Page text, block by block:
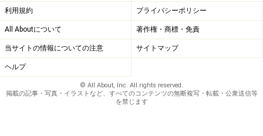
利用規約 プライバシーポリシー
All Aboutについて 著作権・商標・免責
当サイトの情報についての注意 サイトマップ
ヘルプ
© All About, Inc. All rights reserved.
掲載の記事・写真・イラストなど、すべてのコンテンツの無断複写・転載・公衆送信等
を禁じます